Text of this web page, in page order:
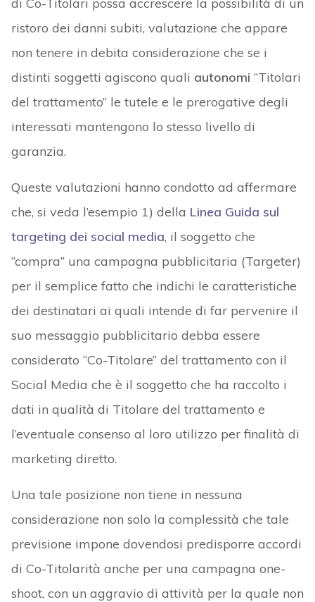
ristoro dei danni subiti, valutazione che appare
non tenere in debita considerazione che se i
distinti soggetti agiscono quali autonomi “Titolari
del trattamento” le tutele e le prerogative degli
interessati mantengono lo stesso livello di
garanzia.
Queste valutazioni hanno condotto ad affermare
che, si veda l’esempio 1) della Linea Guida sul
targeting dei social media, il soggetto che
“compra” una campagna pubblicitaria (Targeter)
per il semplice fatto che indichi le caratteristiche
dei destinatari ai quali intende di far pervenire il
suo messaggio pubblicitario debba essere
considerato “Co-Titolare” del trattamento con il
Social Media che è il soggetto che ha raccolto i
dati in qualità di Titolare del trattamento e
l’eventuale consenso al loro utilizzo per finalità di
marketing diretto.
Una tale posizione non tiene in nessuna
considerazione non solo la complessità che tale
previsione impone dovendosi predisporre accordi
di Co-Titolarità anche per una campagna one-
shoot, con un aggravio di attività per la quale non